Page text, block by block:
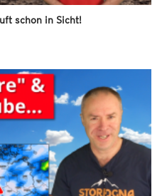
schon in Sicht!